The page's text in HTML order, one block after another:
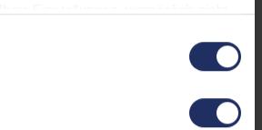
finden Sie in